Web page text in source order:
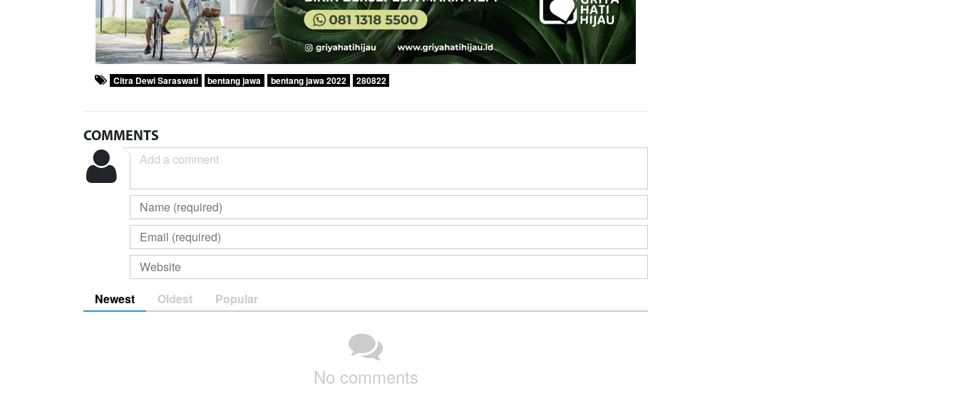
Citra Dewi Saraswati bentang jawa bentang jawa 2022 280822
COMMENTS
Newest Oldest Popular
No comments